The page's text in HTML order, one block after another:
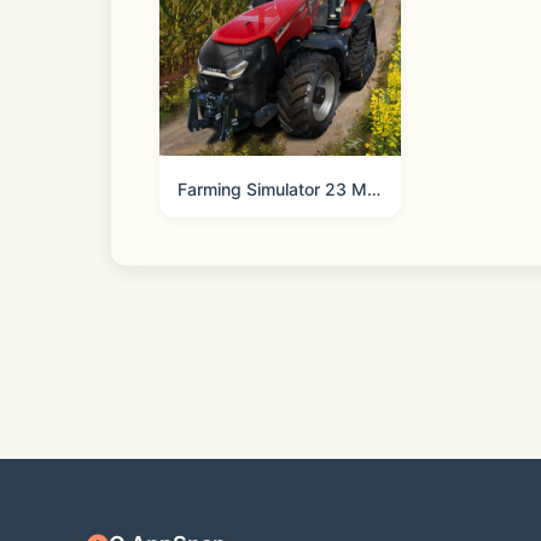
漫原声视听盛宴！更有千套美装更新上架
动的穿搭体验！
Farming Simulator 23 Mobile